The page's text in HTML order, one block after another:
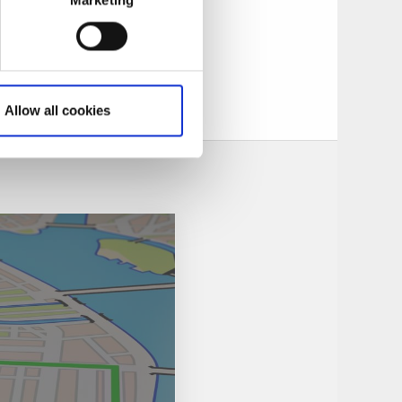
Allow all cookies
mars-april kan
i naturen kan
picknickkorg. Om
och Skara inte